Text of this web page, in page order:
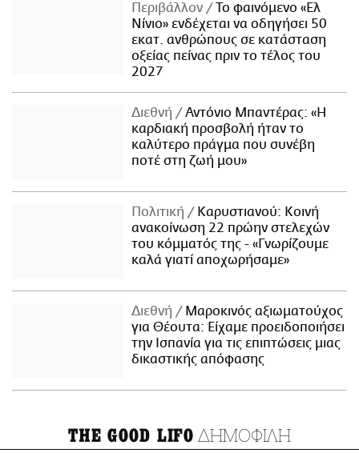
Περιβάλλον
Το φαινόμενο «Ελ
Νίνιο» ενδέχεται να οδηγήσει 50
εκατ. ανθρώπους σε κατάσταση
οξείας πείνας πριν το τέλος του
2027
Διεθνή
Αντόνιο Μπαντέρας: «Η
καρδιακή προσβολή ήταν το
καλύτερο πράγμα που συνέβη
ποτέ στη ζωή μου»
Πολιτική
Καρυστιανού: Κοινή
ανακοίνωση 22 πρώην στελεχών
του κόμματός της - «Γνωρίζουμε
καλά γιατί αποχωρήσαμε»
Διεθνή
Μαροκινός αξιωματούχος
για Θέουτα: Είχαμε προειδοποιήσει
την Ισπανία για τις επιπτώσεις μιας
δικαστικής απόφασης
THE GOOD LIFO ΔΗΜΟΦΙΛΗ